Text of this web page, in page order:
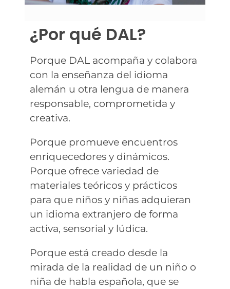
¿Por qué DAL?
Porque DAL acompaña y colabora
con la enseñanza del idioma
alemán u otra lengua de manera
responsable, comprometida y
creativa.
Porque promueve encuentros
enriquecedores y dinámicos.
Porque ofrece variedad de
materiales teóricos y prácticos
para que niños y niñas adquieran
un idioma extranjero de forma
activa, sensorial y lúdica.
Porque está creado desde la
mirada de la realidad de un niño o
niña de habla española, que se